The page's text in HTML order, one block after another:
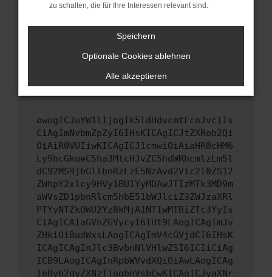
unterstützt werden.
Wende dich an den Webseitenbetreiber.
Wenn du alle oben genannten Schritte versucht
hast, kontaktiere uns bitte. Wir werden
versuchen, das Problem zu beheben. Du kannst
uns diesen Text schicken, um uns bei der
ewogICJuYW1lIjogIk5ldHdvcmtFcnJvciIs
CiAgImNvbmZpZyI6IHsKICAgICJtZXRob2Qi
OiAiR0VUIiwKICAgICJ1cmwiOiAiaHR0cHM6
Ly9hcGkueC5ha3MtcHJvZC5hdWRhcmlzLm5l
dC92MS9jbGllbnRzLzE5NzAvd2Vic2l0ZS12
ZWhpY2xlcy9HVy1BU1YyMDAwJTIzMTk3MD9m
aWVsZD1pbnRlcm5hbE51bWJlciZ3ZWJzaXRl
PTYyNTZkOWU2YzBkMjA1NTIwMTBiZTc3YyIs
CiAgICAiaGVhZGVycyI6IHt9LAogICAgImJv
ZHkiOiBudWxsLAogICAgImV4cGVjdCI6IHsK
ICAgICAgInJlc3BvbnNlVHlwZSI6ICIiCiAg
ICB9LAogICAgInRpbWVvdXQiOiAwLAogICAg
InByb2dyZXNzIjogbnVsbCwKICAgICJyaXNr
zu schalten, die für Ihre Interessen relevant sind.
Speichern
Optionale Cookies ablehnen
Alle akzeptieren